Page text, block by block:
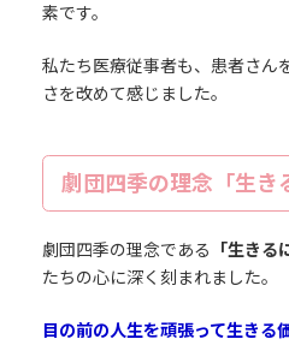
素です。
私たち医療従事者も、患者さん
さを改めて感じました。
劇団四季の理念「生き
劇団四季の理念である 「生きる
たちの心に深く刻まれました。
目の前の人生を頑張って生きる